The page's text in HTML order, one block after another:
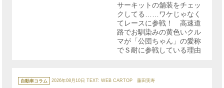
サーキットの舗装をチェッ
クしてる……ワケじゃなく
てレースに参戦！ 高速道
路でお馴染みの黄色いクル
マが「公団ちゃん」の愛称
でＳ耐に参戦している理由
テ
ゴ
自動車コラム 2026年08月10日 TEXT: WEB CARTOP 藤田実寿